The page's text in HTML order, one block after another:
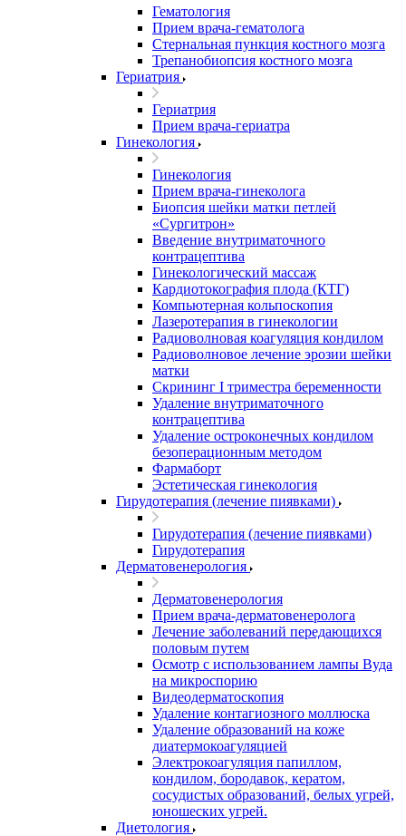
Гематология
Прием врача-гематолога
Стернальная пункция костного мозга
Трепанобиопсия костного мозга
Гериатрия
Гериатрия
Прием врача-гериатра
Гинекология
Гинекология
Прием врача-гинеколога
Биопсия шейки матки петлей
«Сургитрон»
Введение внутриматочного
контрацептива
Гинекологический массаж
Кардиотокография плода (КТГ)
Компьютерная кольпоскопия
Лазеротерапия в гинекологии
Радиоволновая коагуляция кондилом
Радиоволновое лечение эрозии шейки
матки
Скрининг I триместра беременности
Удаление внутриматочного
контрацептива
Удаление остроконечных кондилом
безоперационным методом
Фармаборт
Эстетическая гинекология
Гирудотерапия (лечение пиявками)
Гирудотерапия (лечение пиявками)
Гирудотерапия
Дерматовенерология
Дерматовенерология
Прием врача-дерматовенеролога
Лечение заболеваний передающихся
половым путем
Осмотр с использованием лампы Вуда
на микроспорию
Видеодерматоскопия
Удаление контагиозного моллюска
Удаление образований на коже
диатермокоагуляцией
Электрокоагуляция папиллом,
кондилом, бородавок, кератом,
сосудистых образований, белых угрей,
юношеских угрей.
Диетология